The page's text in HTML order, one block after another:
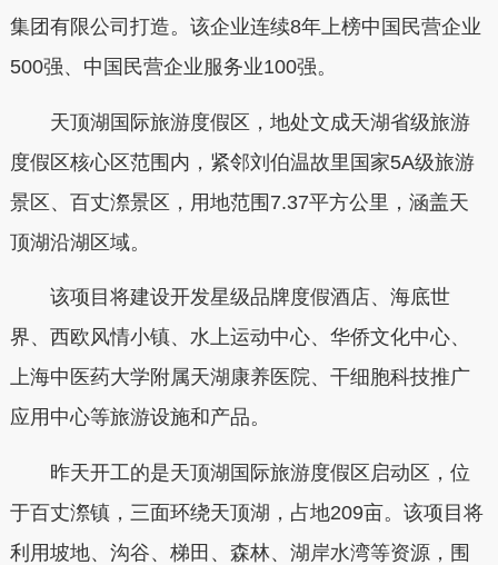
集团有限公司打造。该企业连续8年上榜中国民营企业
500强、中国民营企业服务业100强。
天顶湖国际旅游度假区，地处文成天湖省级旅游
度假区核心区范围内，紧邻刘伯温故里国家5A级旅游
景区、百丈漈景区，用地范围7.37平方公里，涵盖天
顶湖沿湖区域。
该项目将建设开发星级品牌度假酒店、海底世
界、西欧风情小镇、水上运动中心、华侨文化中心、
上海中医药大学附属天湖康养医院、干细胞科技推广
应用中心等旅游设施和产品。
昨天开工的是天顶湖国际旅游度假区启动区，位
于百丈漈镇，三面环绕天顶湖，占地209亩。该项目将
利用坡地、沟谷、梯田、森林、湖岸水湾等资源，围